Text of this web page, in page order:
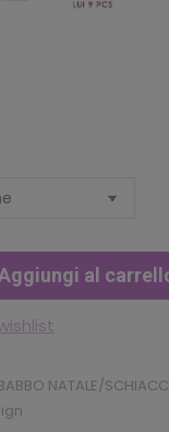
al
NATALE/